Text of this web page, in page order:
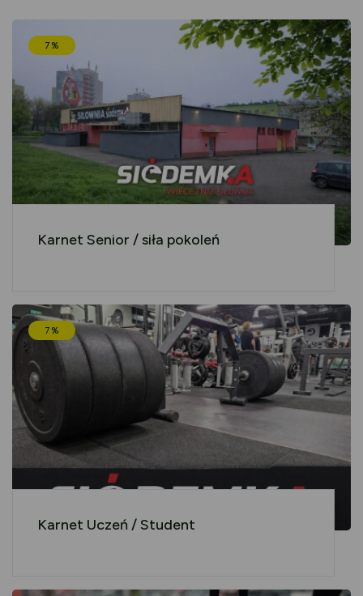
7%
Karnet Senior / siła pokoleń
7%
Karnet Uczeń / Student